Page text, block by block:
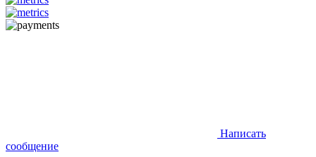
Написать
сообщение